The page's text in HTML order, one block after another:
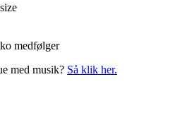
medfølger
med musik? Så klik her.